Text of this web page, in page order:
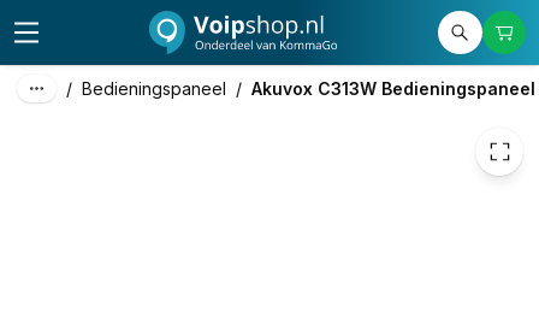
/ Bedieningspaneel / Akuvox C313W Bedieningspaneel
excl. btw
incl. btw